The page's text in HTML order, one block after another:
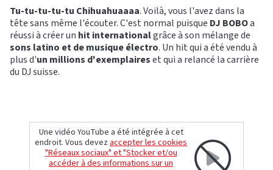
Tu-tu-tu-tu-tu Chihuahuaaaa. Voilà, vous l'avez dans la
tête sans même l'écouter. C'est normal puisque DJ BOBOa
réussi à créer un hit internationalgrâce à son mélange de
sons latino et de musique électro. Un hit qui a été vendu à
plus d'un millions d'exemplaireset qui a relancé la carrière
du DJ suisse.
Une vidéo YouTube a été intégrée à cet
endroit. Vous devezaccepter les cookies
"Réseaux sociaux" et "Stocker et/ou
accéder à des informations sur un